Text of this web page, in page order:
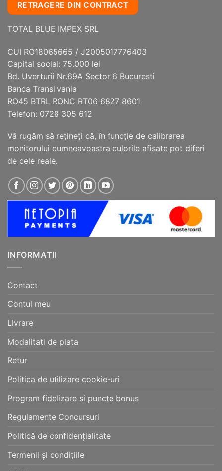
RETRAGERE DIN CONTRACT
TOTAL BLUE IMPEX SRL
CUI RO18065665 / J2005017776403
Capital social: 75.000 lei
Bd. Uverturii Nr.69A Sector 6 Bucuresti
Banca Transilvania
RO45 BTRL RONC RT06 6827 8601
Telefon: 0728 305 612
Vă rugăm să reţineţi că, în funcţie de calibrarea
monitorului dumneavoastra culorile afisate pot diferi
de cele reale.
INFORMATII
Contact
Contul meu
Livrare
Modalitati de plata
Retur
Politica de utilizare cookie-uri
Program fidelizare si puncte bonus
Regulamente Concursuri
Politică de confidențialitate
Termenii și condițiile